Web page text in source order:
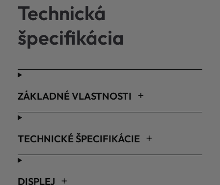
Technická
špecifikácia
ZÁKLADNÉ VLASTNOSTI
TECHNICKÉ ŠPECIFIKÁCIE
DISPLEJ